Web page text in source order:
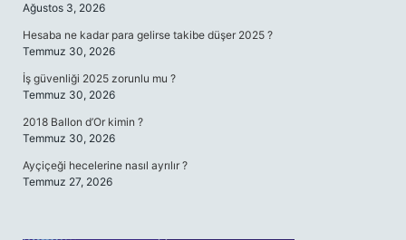
Ağustos 3, 2026
Hesaba ne kadar para gelirse takibe düşer 2025 ?
Temmuz 30, 2026
İş güvenliği 2025 zorunlu mu ?
Temmuz 30, 2026
2018 Ballon d’Or kimin ?
Temmuz 30, 2026
Ayçiçeği hecelerine nasıl ayrılır ?
Temmuz 27, 2026